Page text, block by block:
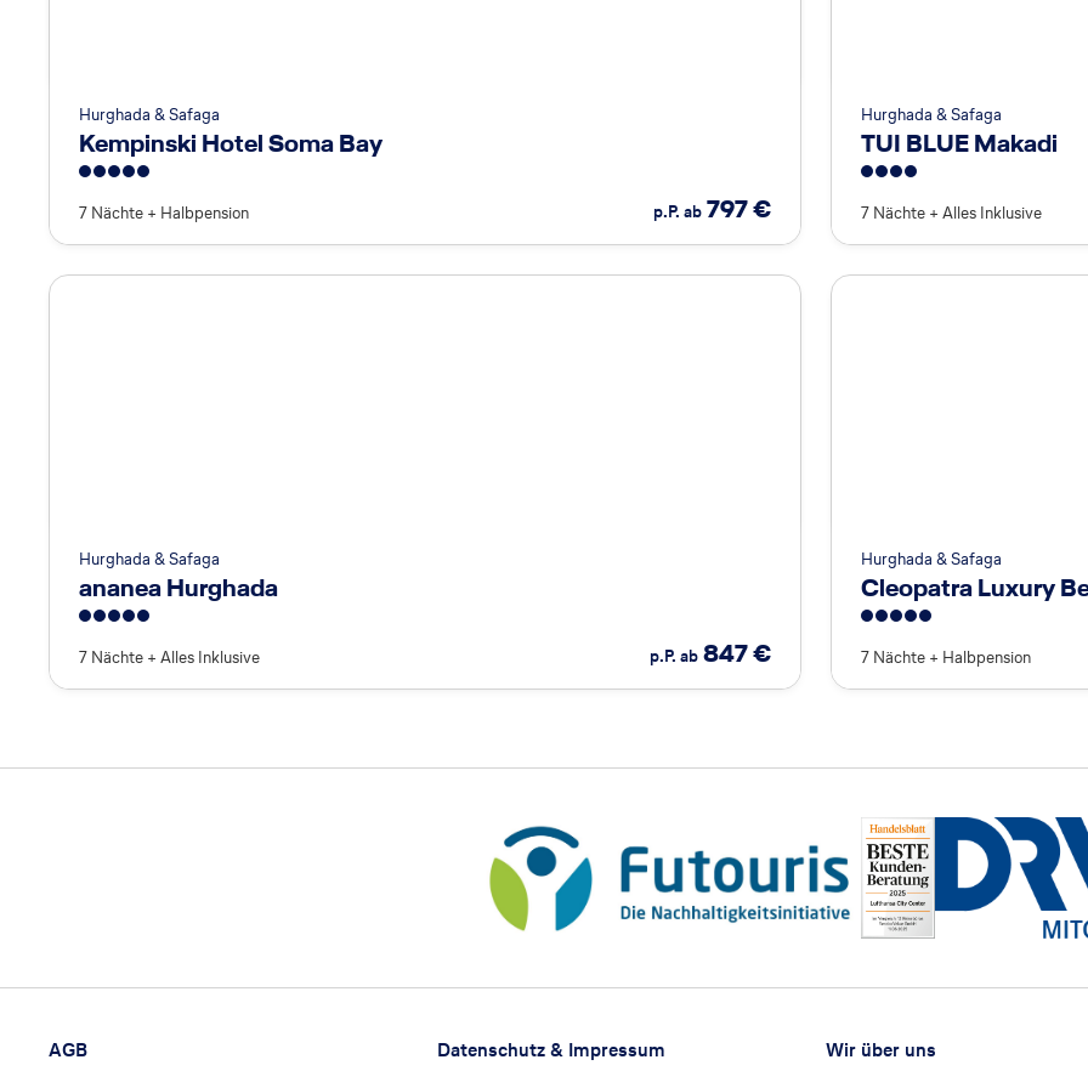
Hurghada & Safaga
Kempinski Hotel Soma Bay
7 Nächte + Halbpension p.P. ab 797€
Hurghada & Safaga
TUI BLUE Makadi
7 Nächte + Alles Inklusive
Hurghada & Safaga
ananea Hurghada
7 Nächte + Alles Inklusive p.P. ab 847€
Hurghada & Safaga
Cleopatra Luxury
7 Nächte + Halbpension
Footer navigation
AGB Datenschutz & Impressum Wir über uns